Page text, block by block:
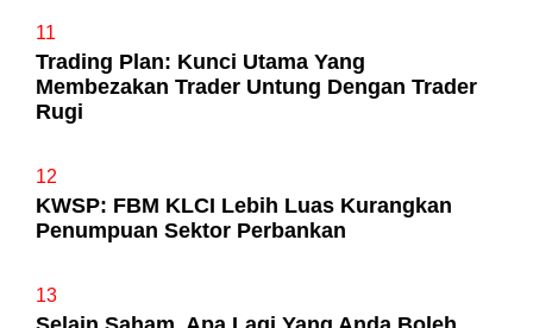
11
Trading Plan: Kunci Utama Yang
Membezakan Trader Untung Dengan Trader
Rugi
12
KWSP: FBM KLCI Lebih Luas Kurangkan
Penumpuan Sektor Perbankan
13